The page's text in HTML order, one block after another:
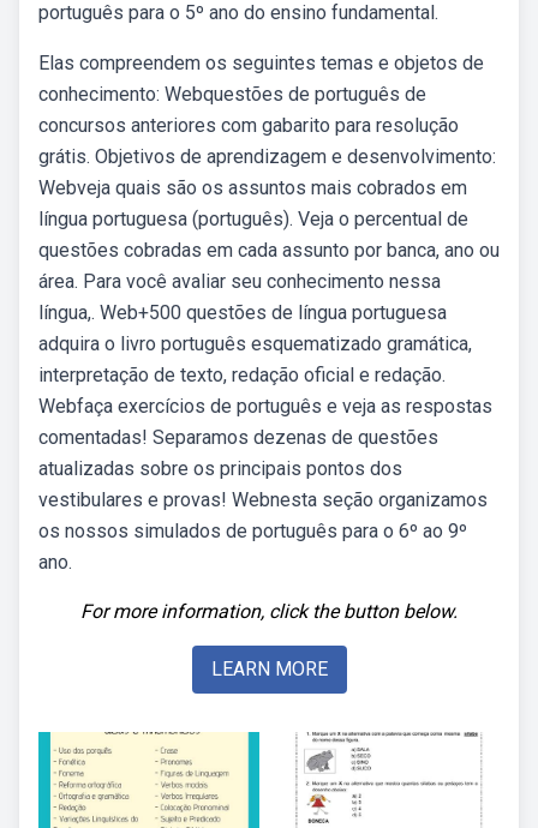
português para o 5º ano do ensino fundamental.
Elas compreendem os seguintes temas e objetos de
conhecimento: Webquestões de português de
concursos anteriores com gabarito para resolução
grátis. Objetivos de aprendizagem e desenvolvimento:
Webveja quais são os assuntos mais cobrados em
língua portuguesa (português). Veja o percentual de
questões cobradas em cada assunto por banca, ano ou
área. Para você avaliar seu conhecimento nessa
língua,. Web+500 questões de língua portuguesa
adquira o livro português esquematizado gramática,
interpretação de texto, redação oficial e redação.
Webfaça exercícios de português e veja as respostas
comentadas! Separamos dezenas de questões
atualizadas sobre os principais pontos dos
vestibulares e provas! Webnesta seção organizamos
os nossos simulados de português para o 6º ao 9º
ano.
For more information, click the button below.
LEARN MORE